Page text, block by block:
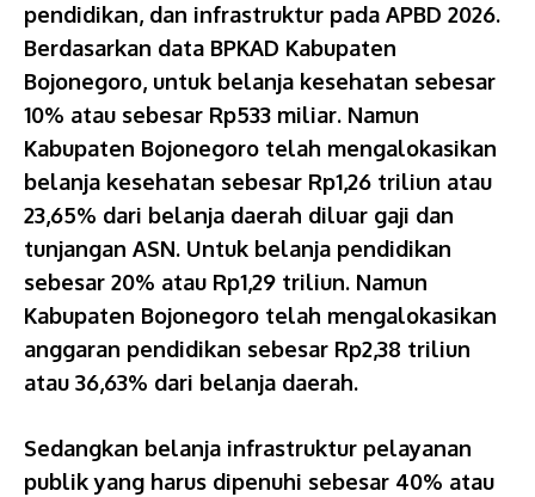
pendidikan, dan infrastruktur pada APBD 2026.
Berdasarkan data BPKAD Kabupaten
Bojonegoro, untuk belanja kesehatan sebesar
10% atau sebesar Rp533 miliar. Namun
Kabupaten Bojonegoro telah mengalokasikan
belanja kesehatan sebesar Rp1,26 triliun atau
23,65% dari belanja daerah diluar gaji dan
tunjangan ASN. Untuk belanja pendidikan
sebesar 20% atau Rp1,29 triliun. Namun
Kabupaten Bojonegoro telah mengalokasikan
anggaran pendidikan sebesar Rp2,38 triliun
atau 36,63% dari belanja daerah.
Sedangkan belanja infrastruktur pelayanan
publik yang harus dipenuhi sebesar 40% atau